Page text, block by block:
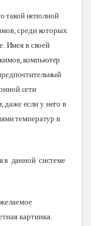
такой неполной
среди которых
Имея в своей
компьютер
сети
если у него в
температур в
в данной системе
картинка.